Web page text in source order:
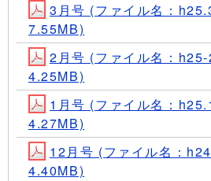
3月号 (ファイル名：
7.55MB)
2月号 (ファイル名：h25-
4.25MB)
1月号 (ファイル名：
4.27MB)
12月号 (ファイル名：
4.40MB)